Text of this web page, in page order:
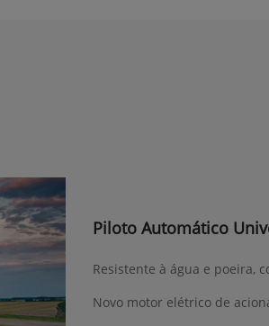
Piloto Automático
Resistente à água e poeira,
Novo motor elétrico de